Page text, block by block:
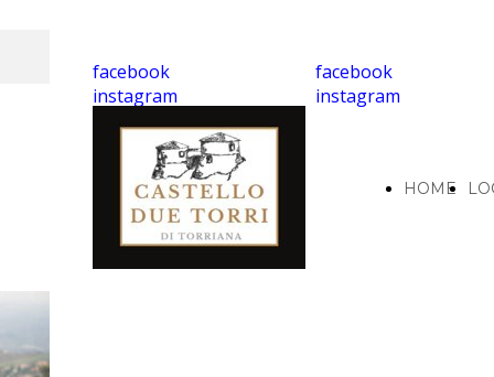
facebook
instagram
facebook
instagram
HOME